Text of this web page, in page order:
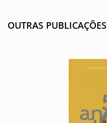
OUTRAS PUBLICAÇÕES